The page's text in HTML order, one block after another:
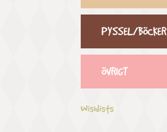
PYSSEL/BÖCKER
ÖVRIGT
Wishlists